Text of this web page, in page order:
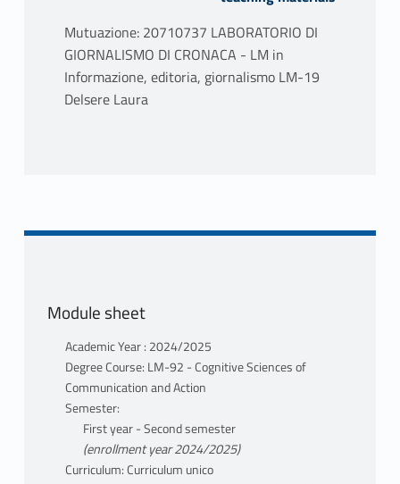
Mutuazione: 20710737 LABORATORIO DI
GIORNALISMO DI CRONACA - LM in
Informazione, editoria, giornalismo LM-19
Delsere Laura
VOLUME TO BE CHOSEN FROM:
in Italia. Il perché della sua
spettacolarizzazione, Temperino Rosso-
Edizioni Fortini, Brescia 2016
Francesca Rizzuto, La società dell'orrore.
Terrorism and communication in the age of
Module sheet
Academic Year : 2024/2025
Degree Course: LM-92 - Cognitive Sciences of
Communication and Action
Semester:
First year - Second semester
(enrollment year 2024/2025)
Curriculum: Curriculum unico